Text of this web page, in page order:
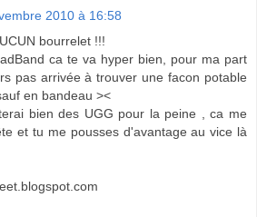
2010 à 16:58
bourrelet !!!
ca te va hyper bien, pour ma part
pas arrivée à trouver une facon potable
en bandeau ><
bien des UGG pour la peine , ca me
et tu me pousses d'avantage au vice là